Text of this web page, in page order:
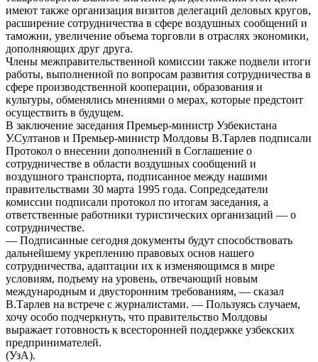
имеют также организация визитов делегаций деловых кругов,
расширение сотрудничества в сфере воздушных сообщений и
таможни, увеличение объема торговли в отраслях экономики,
дополняющих друг друга.
Члены межправительственной комиссии также подвели итоги
работы, выполненной по вопросам развития сотрудничества в
сфере производственной кооперации, образования и
культуры, обменялись мнениями о мерах, которые предстоит
осуществить в будущем.
В заключение заседания Премьер-министр Узбекистана
У.Султанов и Премьер-министр Молдовы В.Тарлев подписали
Протокол о внесении дополнений в Соглашение о
сотрудничестве в области воздушных сообщений и
воздушного транспорта, подписанное между нашими
правительствами 30 марта 1995 года. Сопредседатели
комиссии подписали протокол по итогам заседания, а
ответственные работники туристических организаций — о
сотрудничестве.
— Подписанные сегодня документы будут способствовать
дальнейшему укреплению правовых основ нашего
сотрудничества, адаптации их к изменяющимся в мире
условиям, подъему на уровень, отвечающий новым
международным и двусторонним требованиям, — сказал
В.Тарлев на встрече с журналистами. — Пользуясь случаем,
хочу особо подчеркнуть, что правительство Молдовы
выражает готовность к всесторонней поддержке узбекских
предпринимателей.
(УзА).